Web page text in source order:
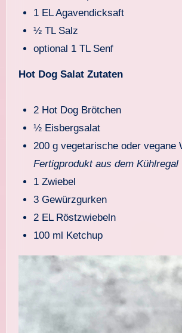
1 EL Agavendicksaft
½ TL Salz
optional 1 TL Senf
Hot Dog Salat Zutaten
2 Hot Dog Brötchen
½ Eisbergsalat
200 g vegetarische oder vegane
Fertigprodukt aus dem Kühlregal
1 Zwiebel
3 Gewürzgurken
2 EL Röstzwiebeln
100 ml Ketchup